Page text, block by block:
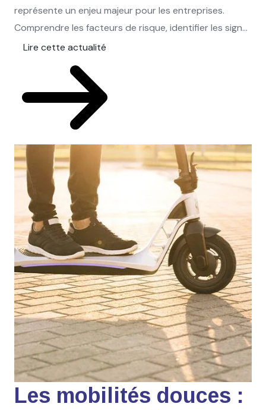
représente un enjeu majeur pour les entreprises.
Comprendre les facteurs de risque, identifier les sign...
Lire cette actualité
Les mobilités douces :